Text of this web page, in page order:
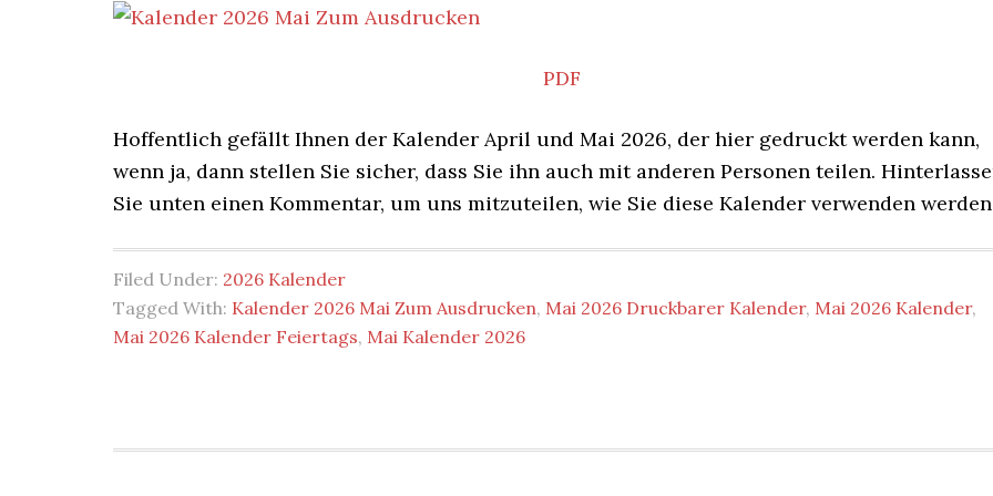
PDF
Hoffentlich gefällt Ihnen der Kalender April und Mai 2026, der hier gedruckt werden kann,
wenn ja, dann stellen Sie sicher, dass Sie ihn auch mit anderen Personen teilen.
Sie unten einen Kommentar, um uns mitzuteilen, wie Sie diese Kalender verwenden
Filed Under: 2026 Kalender
Tagged With: Kalender 2026 Mai Zum Ausdrucken, Mai 2026 Druckbarer Kalender, Mai 2026 Kalender,
Mai 2026 Kalender Feiertags, Mai Kalender 2026